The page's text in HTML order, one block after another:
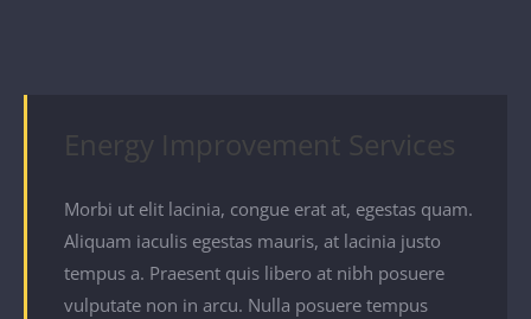
Energy Improvement Services
Morbi ut elit lacinia, congue erat at, egestas quam.
Aliquam iaculis egestas mauris, at lacinia justo
tempus a. Praesent quis libero at nibh posuere
vulputate non in arcu. Nulla posuere tempus